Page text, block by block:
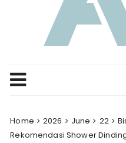
Home 2026 June 22
Rekomendasi Shower